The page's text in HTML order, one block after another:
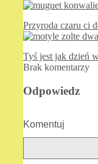
Przyroda czaru ci
Tyś jest jak dzień
Brak komentarzy
Odpowiedz
Komentuj